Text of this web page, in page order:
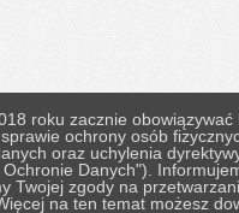
roku zacznie
ochrony osób
oraz uchylenia
Danych").
Twojej zgody na
na ten temat możesz